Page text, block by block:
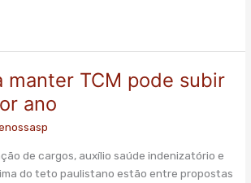
manter TCM pode subir
ano
de cargos, auxílio saúde indenizatório e
do teto paulistano estão entre propostas